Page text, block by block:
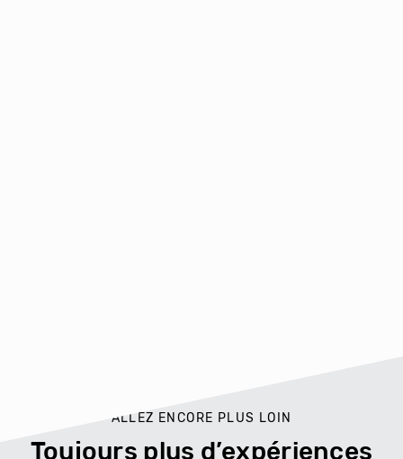
ALLEZ ENCORE PLUS LOIN
Toujours plus d’expériences